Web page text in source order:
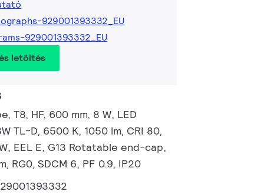
929001393332_EU
929001393332_EU
letöltés
T8, HF, 600 mm, 8 W, LED
TL-D, 6500 K, 1050 lm, CRI 80,
EEL E, G13 Rotatable end-cap,
RG0, SDCM 6, PF 0.9, IP20